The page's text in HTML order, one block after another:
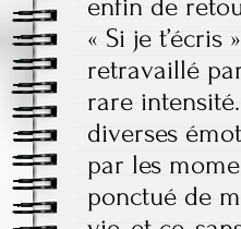
enfin de
« Si je
retravaillé
rare
diverses
par les
ponctué de